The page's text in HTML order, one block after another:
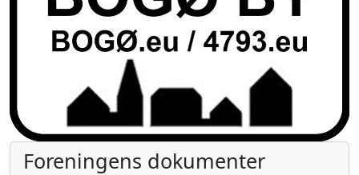
Foreningens dokumenter